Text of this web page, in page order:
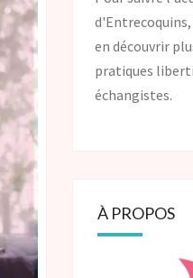
en découvrir
pratiques
échangistes.
À PROPOS